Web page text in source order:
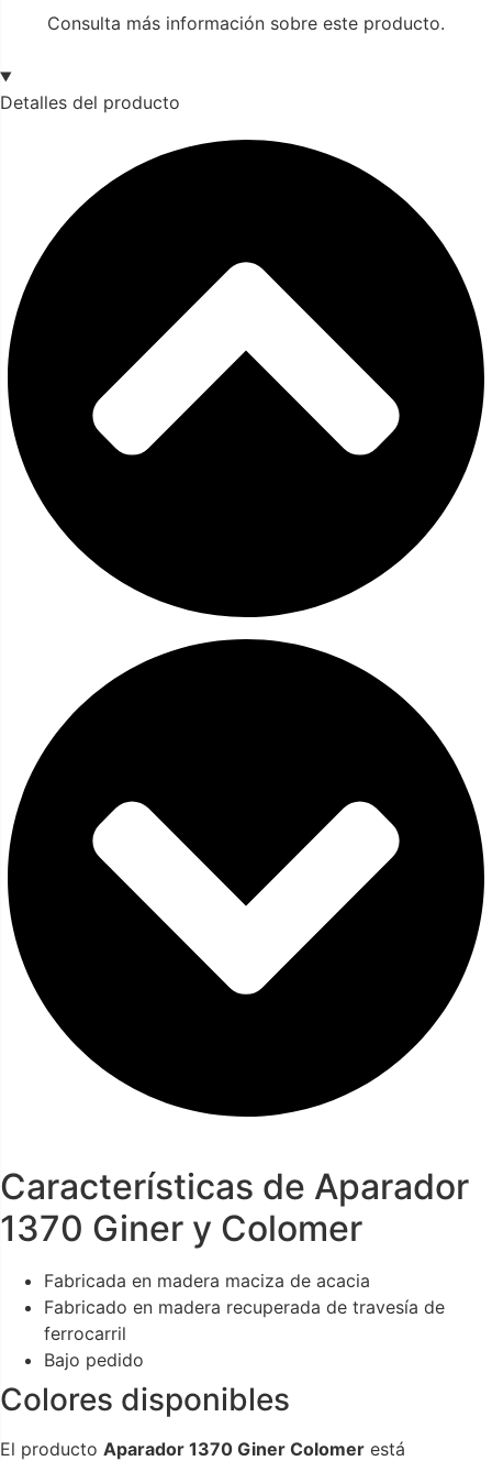
Consulta más información sobre este producto.
Detalles del producto
Características de Aparador
1370 Giner y Colomer
Fabricada en madera maciza de acacia
Fabricado en madera recuperada de travesía de
ferrocarril
Bajo pedido
Colores disponibles
El producto Aparador 1370 Giner Colomer está